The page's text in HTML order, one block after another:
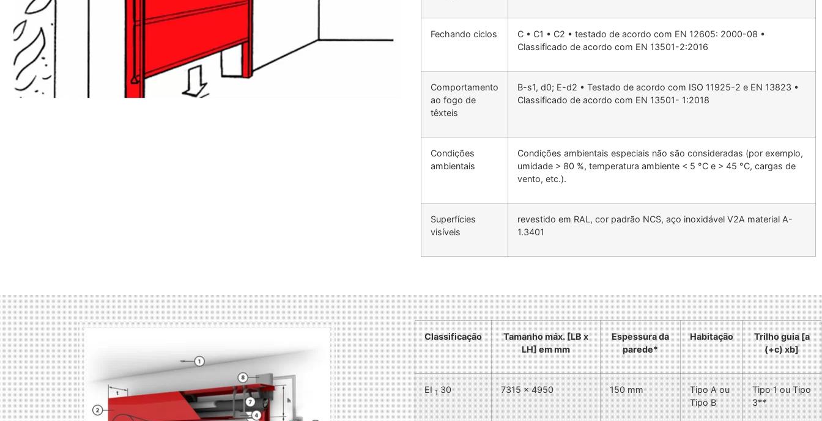
Fechando ciclos
C • C1 • C2 • testado de acordo com EN 12605: 2000-08 •
Classificado de acordo com EN 13501-2:2016
Comportamento
ao fogo de
têxteis
B-s1, d0; E-d2 • Testado de acordo com ISO 11925-2 e EN 13823 •
Classificado de acordo com EN 13501- 1:2018
Condições
ambientais
Condições ambientais especiais não são consideradas (por exemplo,
umidade > 80 %, temperatura ambiente < 5 °C e > 45 °C, cargas de
vento, etc.).
Superfícies
visíveis
revestido em RAL, cor padrão NCS, aço inoxidável V2A material A-
1.3401
Classificação
Tamanho máx. [LB x
LH] em mm
Espessura da
parede*
Habitação
Trilho guia [a
(+c) xb]
EI130 7315 x 4950 150 mm
Tipo A ou
Tipo B
Tipo 1 ou Tipo
3**